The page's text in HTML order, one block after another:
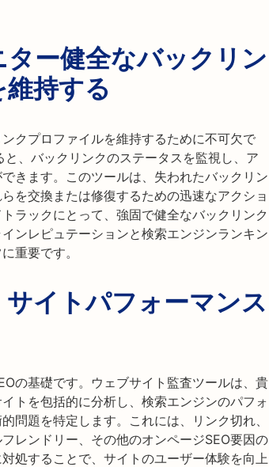
ー健全なバックリン
持する
クプロファイルを維持するために不可欠で
、バックリンクのステータスを監視し、ア
きます。このツールは、失われたバックリン
を交換または修復するための迅速なアクショ
ラックにとって、強固で健全なバックリンク
ンレピュテーションと検索エンジンランキン
重要です。
イトパフォーマンス
の基礎です。ウェブサイト監査ツールは、貴
トを包括的に分析し、検索エンジンのパフォ
問題を特定します。これには、リンク切れ、
レンドリー、その他のオンページSEO要因の
処することで、サイトのユーザー体験を向上